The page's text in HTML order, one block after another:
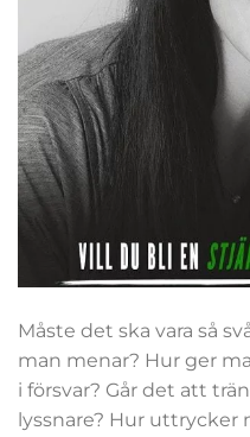
Måste det ska vara så
man menar? Hur ger
i försvar? Går det att
lyssnare? Hur uttrycker